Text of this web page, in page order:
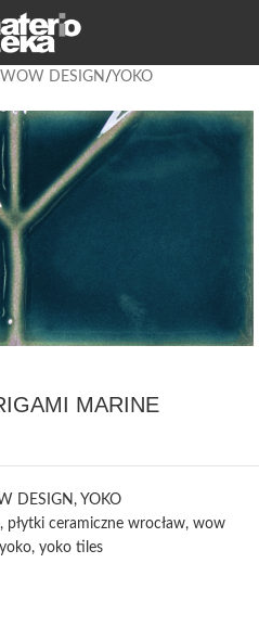
WOW DESIGN /YOKO
MARINE
DESIGN , YOKO
, płytki ceramiczne wrocław, wow
yoko, yoko tiles